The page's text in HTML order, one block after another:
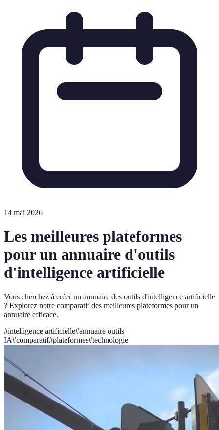
14 mai 2026
Les meilleures plateformes
pour un annuaire d'outils
d'intelligence artificielle
Vous cherchez à créer un annuaire des outils d'intelligence artificielle
? Explorez notre comparatif des meilleures plateformes pour un
annuaire efficace.
#intelligence artificielle#annuaire outils
IA#comparatif#plateformes#technologie